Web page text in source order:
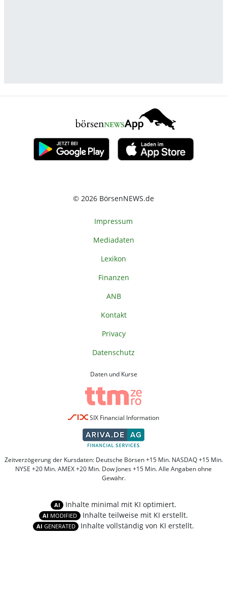
© 2026 BörsenNEWS.de
Impressum
Mediadaten
Lexikon
Finanzen
ANB
Kontakt
Privacy
Datenschutz
Daten und Kurse
SIX Financial Information
Zeitverzögerung der Kursdaten: Deutsche Börsen +15 Min. NASDAQ +15 Min.
NYSE +20 Min. AMEX +20 Min. Dow Jones +15 Min. Alle Angaben ohne
Gewähr.
AI Inhalte minimal mit KI optimiert.
AI MODIFIED Inhalte teilweise mit KI erstellt.
AI GENERATED Inhalte vollständig von KI erstellt.